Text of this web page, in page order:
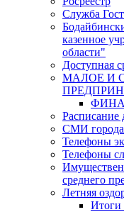
Служба
казенное
области"
Доступная
МАЛОЕ И
Расписание
СМИ города
Телефоны
Телефоны
среднего
Летняя
Итоги